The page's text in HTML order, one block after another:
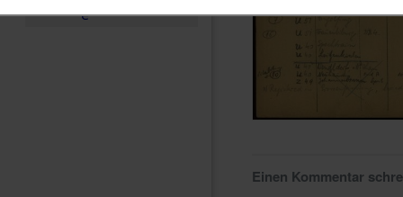
e
Einen Kommentar